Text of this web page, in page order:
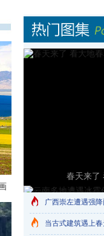
春天来了
广西崇左遭遇强
当古式建筑遇上